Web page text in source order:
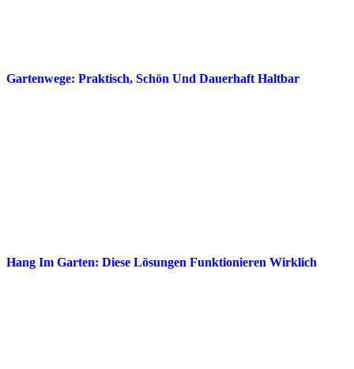
Gartenwege: Praktisch, Schön Und Dauerhaft Haltbar
Hang Im Garten: Diese Lösungen Funktionieren Wirklich